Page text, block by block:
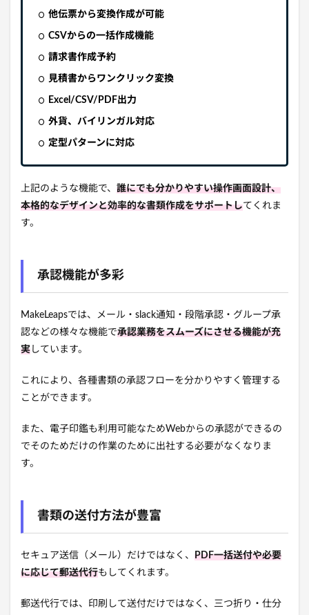
他伝票から変換作成が可能
CSVからの一括作成機能
請求書作成予約
見積書からワンクリック変換
Excel/CSV/PDF出力
外貨、バイリンガル対応
定型パターンに対応
上記のような機能で、 誰にでも分かりやすい操作画面設計、
本格的なデザインと効率的な書類作成をサポートしてくれま
す。
承認機能が多彩
MakeLeapsでは、メール・slack通知・段階承認・グループ承
認などの様々な機能で承認業務をスムーズにさせる機能が充
実 しています。
これにより、各種書類の承認フローを分かりやすく管理する
ことができます。
また、電子印鑑も利用可能なためWebからの承認ができるの
でそのためだけの作業のために出社する必要がなくなりま
す。
書類の送付方法が豊富
セキュア送信（メール）だけではなく、 PDF一括送付や必要
に応じて郵送代行もしてくれます。
郵送代行では、印刷して送付だけではなく、三つ折り・仕分